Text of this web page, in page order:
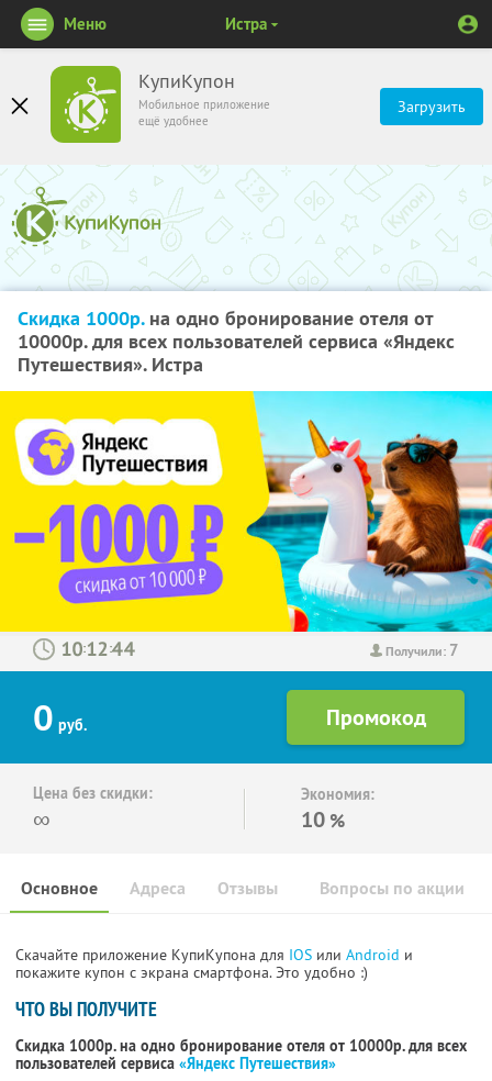
КупиКупон
Мобильное приложение
ещё удобнее
Загрузить
Меню Истра
Скидка 1000р.на одно бронирование отеля от
10000р. для всех пользователей сервиса «Яндекс
Путешествия». Истра
Получили: 7
: :
0 руб.
Цена без скидки:
∞
Экономия:
10 %
Основное Отзывы Вопросы по акции
Адреса
Скачайте приложение КупиКупона для IOS или Android и
покажите купон с экрана смартфона. Это удобно :)
ЧТО ВЫ ПОЛУЧИТЕ
Скидка 1000р. на одно бронирование отеля от 10000р. для всех
пользователей сервиса «Яндекс Путешествия»